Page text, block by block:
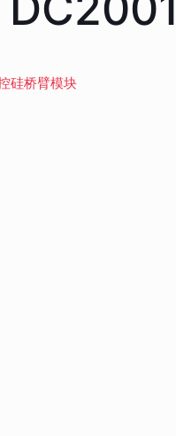
硅桥臂模块